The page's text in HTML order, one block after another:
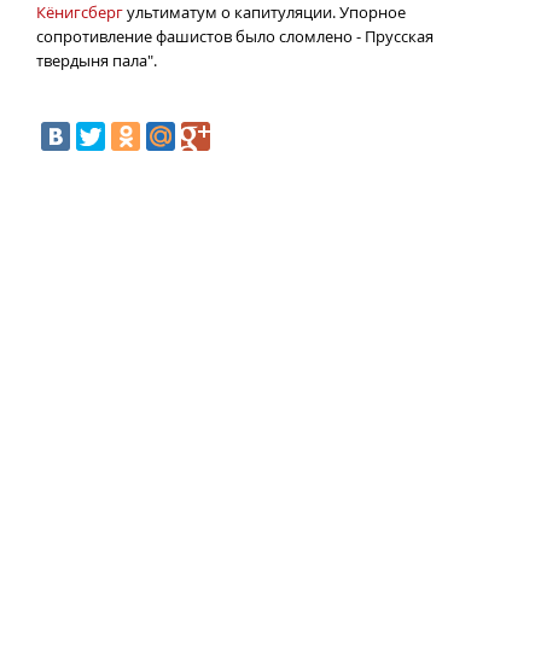
Кёнигсбергультиматум о капитуляции. Упорное
сопротивление фашистов было сломлено - Прусская
твердыня пала".